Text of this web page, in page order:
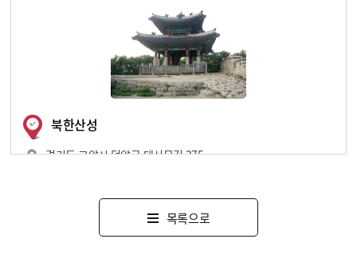
1 북한산성
경기도 고양시 덕양구 대서문길 375
자세히
목록으로